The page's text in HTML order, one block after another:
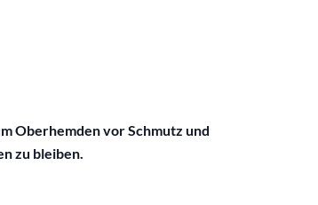
Oberhemden vor Schmutz und
zu bleiben.